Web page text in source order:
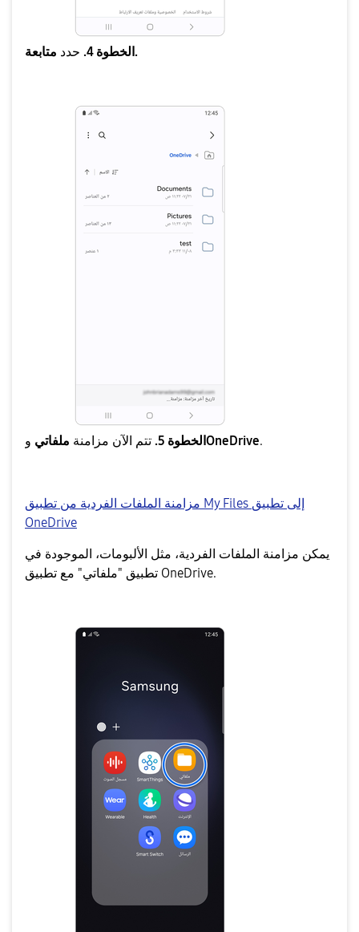
الخطوة 4. حدد متابعة.
الخطوة 5. تتم الآن مزامنة ملفاتي و OneDrive.
مزامنة الملفات الفردية من تطبيق My Files إلى تطبيق
OneDrive
يمكن مزامنة الملفات الفردية، مثل الألبومات، الموجودة في
تطبيق "ملفاتي" مع تطبيق OneDrive.